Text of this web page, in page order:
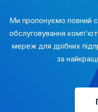
Ми пропонуємо повний
обслуговування
мереж для дрібних
за